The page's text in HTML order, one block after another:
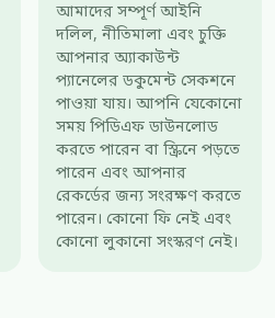
আমাদের সম্পূর্ণ আইনি
দলিল, নীতিমালা এবং চুক্তি
আপনার অ্যাকাউন্ট
প্যানেলের ডকুমেন্ট সেকশনে
পাওয়া যায়। আপনি যেকোনো
সময় পিডিএফ ডাউনলোড
করতে পারেন বা স্ক্রিনে পড়তে
পারেন এবং আপনার
রেকর্ডের জন্য সংরক্ষণ করতে
পারেন। কোনো ফি নেই এবং
কোনো লুকানো সংস্করণ নেই।